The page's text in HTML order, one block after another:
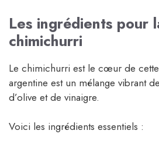
Les ingrédients pour
chimichurri
Le chimichurri est le cœur de
argentine est un mélange vibrant
d’olive et de vinaigre.
Voici les ingrédients essentiels :